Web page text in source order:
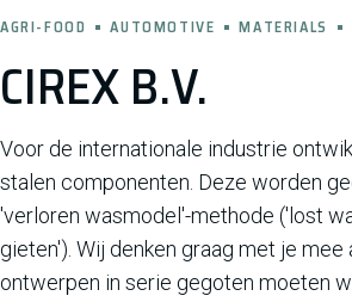
CIREX B.V.
AGRI-FOOD
AUTOMOTIVE MATERIALS
Voor de internationale industrie
stalen componenten. Deze worden
'verloren wasmodel'-methode ('lost
gieten'). Wij denken graag met je
ontwerpen in serie gegoten moeten